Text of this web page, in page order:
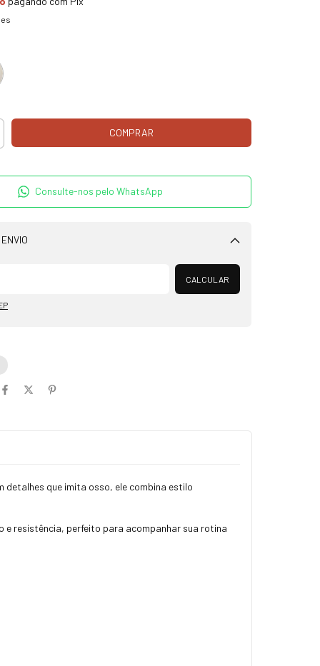
Consulte-nos pelo WhatsApp
Alterar CEP
CALCULAR
detalhes que imita osso, ele combina estilo
e resistência, perfeito para acompanhar sua rotina